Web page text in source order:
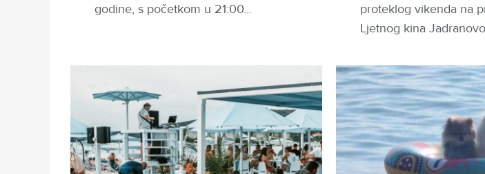
godine, s početkom u 21:00…
proteklog vikenda na
Ljetnog kina